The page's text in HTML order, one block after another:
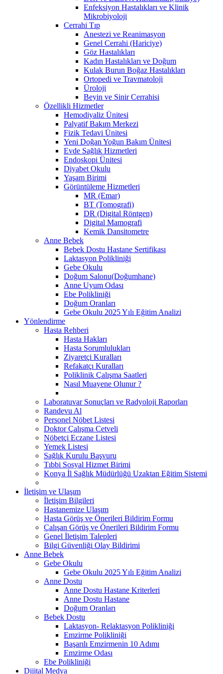
Enfeksiyon Hastalıkları ve Klinik
Mikrobiyoloji
Cerrahi Tıp
Anestezi ve Reanimasyon
Genel Cerrahi (Hariciye)
Göz Hastalıkları
Kadın Hastalıkları ve Doğum
Kulak Burun Boğaz Hastalıkları
Ortopedi ve Travmatoloji
Üroloji
Beyin ve Sinir Cerrahisi
Özellikli Hizmetler
Hemodiyaliz Ünitesi
Palyatif Bakım Merkezi
Fizik Tedavi Ünitesi
Yeni Doğan Yoğun Bakım Ünitesi
Evde Sağlık Hizmetleri
Endoskopi Ünitesi
Diyabet Okulu
Yaşam Birimi
Görüntüleme Hizmetleri
MR (Emar)
BT (Tomografi)
DR (Digital Röntgen)
Digital Mamografi
Kemik Dansitometre
Anne Bebek
Bebek Dostu Hastane Sertifikası
Laktasyon Polikliniği
Gebe Okulu
Doğum Salonu(Doğumhane)
Anne Uyum Odası
Ebe Polikliniği
Doğum Oranları
Gebe Okulu 2025 Yılı Eğitim Analizi
Yönlendirme
Hasta Rehberi
Hasta Hakları
Hasta Sorumlulukları
Ziyaretçi Kuralları
Refakatçı Kuralları
Poliklinik Çalışma Saatleri
Nasıl Muayene Olunur ?
Laboratuvar Sonuçları ve Radyoloji Raporları
Randevu Al
Personel Nöbet Listesi
Doktor Çalışma Cetveli
Nöbetçi Eczane Listesi
Yemek Listesi
Sağlık Kurulu Başvuru
Tıbbi Sosyal Hizmet Birimi
Konya İl Sağlık Müdürlüğü Uzaktan Eğitim Sistemi
İletişim ve Ulaşım
İletişim Bilgileri
Hastanemize Ulaşım
Hasta Görüş ve Önerileri Bildirim Formu
Çalışan Görüş ve Önerileri Bildirim Formu
Genel İletişim Talepleri
Bilgi Güvenliği Olay Bildirimi
Anne Bebek
Gebe Okulu
Gebe Okulu 2025 Yılı Eğitim Analizi
Anne Dostu
Anne Dostu Hastane Kriterleri
Anne Dostu Hastane
Doğum Oranları
Bebek Dostu
Laktasyon- Relaktasyon Polikliniği
Emzirme Polikliniği
Başarılı Emzirmenin 10 Adımı
Emzirme Odası
Ebe Polikliniği
Dijital Medya